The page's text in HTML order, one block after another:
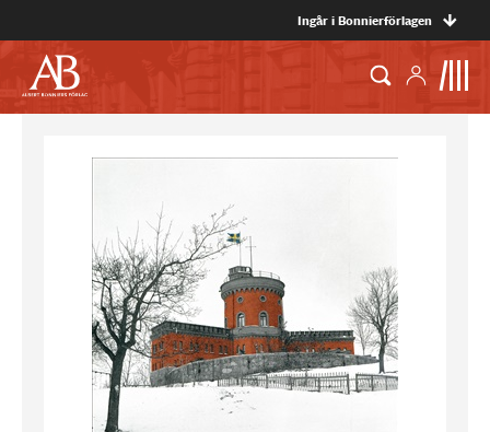
Ingår i Bonnierförlagen